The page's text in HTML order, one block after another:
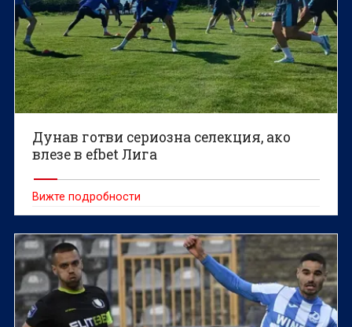
Дунав готви сериозна селекция, ако
влезе в efbet Лига
Вижте подробности